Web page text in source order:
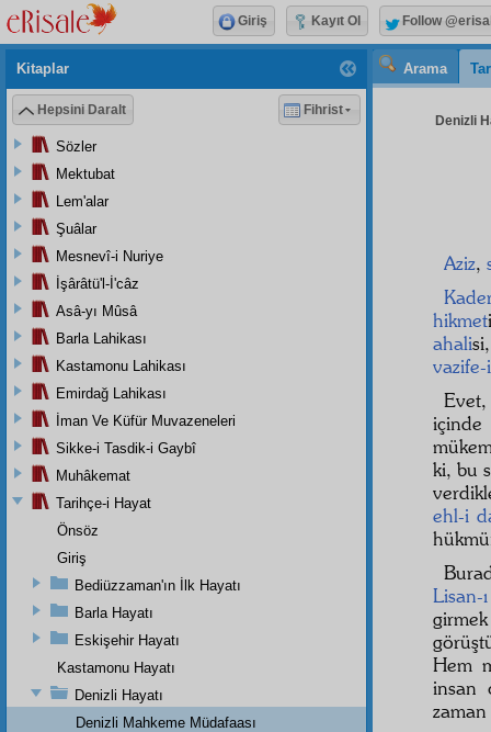
Arama
Denizli
Aziz,
hikmet
ahali
ki, bu
ehl-i
Lisan-
Hem
insan
Kitaplar
Hepsini Daralt Fihrist
Sözler
Mektubat
Lem'alar
Şuâlar
Mesnevî-i Nuriye
İşârâtü'l-İ'câz
Asâ-yı Mûsâ
Barla Lahikası
Kastamonu Lahikası
Emirdağ Lahikası
İman Ve Küfür Muvazeneleri
Sikke-i Tasdik-i Gaybî
Muhâkemat
Tarihçe-i Hayat
Önsöz
Giriş
Bediüzzaman'ın İlk Hayatı
Barla Hayatı
Eskişehir Hayatı
Kastamonu Hayatı
Denizli Hayatı
Denizli Mahkeme Müdafaası
Giriş Kayıt Ol Follow